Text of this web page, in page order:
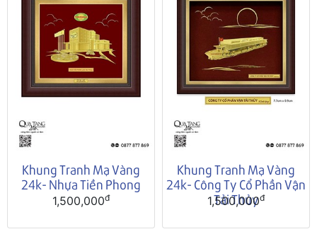
Khung Tranh Mạ Vàng
24k- Nhựa Tiền Phong
1,500,000đ
Khung Tranh Mạ Vàng
24k- Công Ty Cổ Phần Vận
Tải Thủy
1,500,000đ